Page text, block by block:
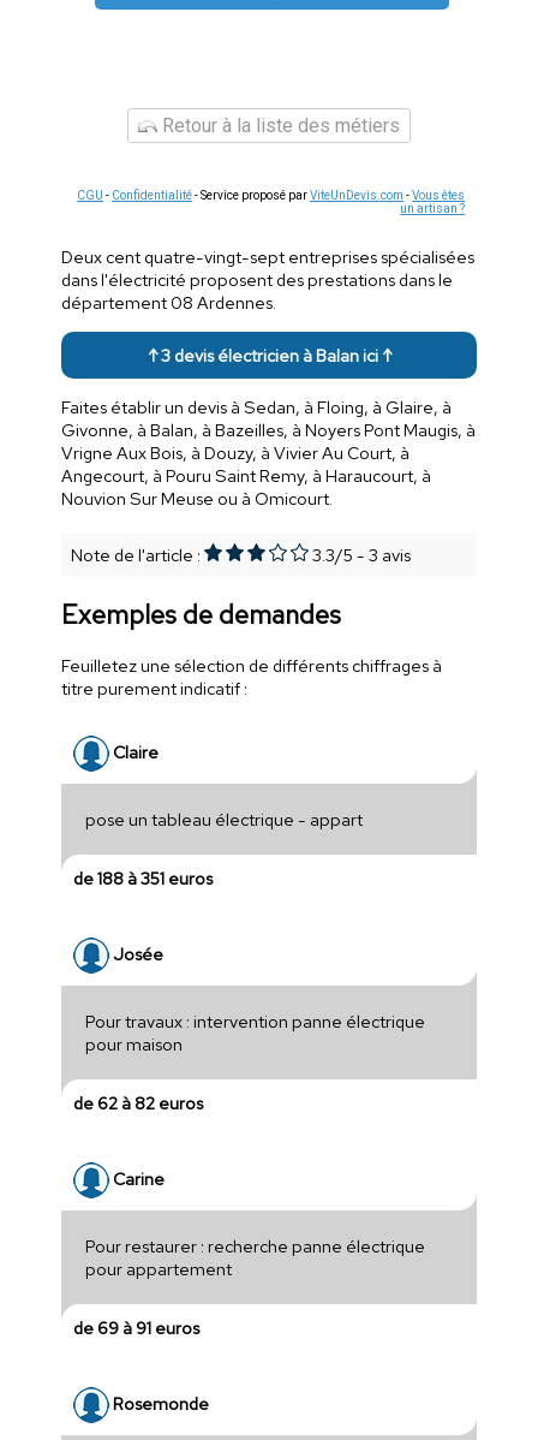
Retour à la liste des métiers
CGU - Confidentialité- Service proposé parViteUnDevis.com -Vous êtes
un artisan ?
Deux cent quatre-vingt-sept entreprises spécialisées
dans l'électricité proposent des prestations dans le
département 08 Ardennes.
↑ 3 devis électricien à Balan ici ↑
Faites établir un devis à Sedan, à Floing, à Glaire, à
Givonne, à Balan, à Bazeilles, à Noyers Pont Maugis, à
Vrigne Aux Bois, à Douzy, à Vivier Au Court, à
Angecourt, à Pouru Saint Remy, à Haraucourt, à
Nouvion Sur Meuse ou à Omicourt.
Note de l'article : 3.3/5 - 3 avis
Exemples de demandes
Feuilletez une sélection de différents chiffrages à
titre purement indicatif :
Claire
pose un tableau électrique - appart
de 188 à 351 euros
Josée
Pour travaux : intervention panne électrique
pour maison
de 62 à 82 euros
Carine
Pour restaurer : recherche panne électrique
pour appartement
de 69 à 91 euros
Rosemonde